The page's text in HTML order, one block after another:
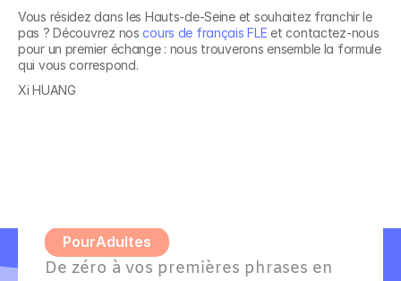
Vous résidez dans les Hauts-de-Seine et souhaitez franchir le
pas ? Découvrez nos cours de français FLE et contactez-nous
pour un premier échange : nous trouverons ensemble la formule
qui vous correspond.
Xi HUANG
Découvrez nos
formations en
PourAdultes
De zéro à vos premières phrases en